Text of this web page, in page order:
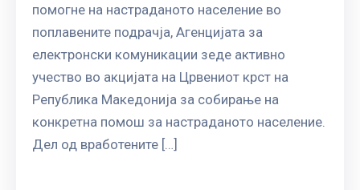
помогне на настраданото население во
поплавените подрачја, Агенцијата за
електронски комуникации зеде активно
учество во акцијата на Црвениот крст на
Република Македонија за собирање на
конкретна помош за настраданото население.
Дел од вработените […]